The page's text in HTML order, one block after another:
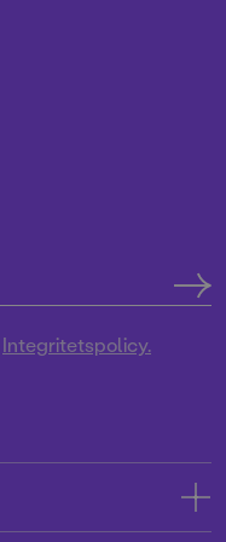
Integritetspolicy.